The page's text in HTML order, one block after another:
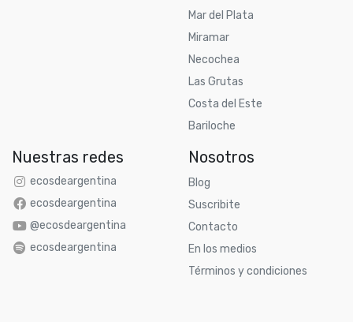
Mar del Plata
Miramar
Necochea
Las Grutas
Costa del Este
Bariloche
Nuestras redes
ecosdeargentina
ecosdeargentina
@ecosdeargentina
ecosdeargentina
Nosotros
Blog
Suscribite
Contacto
En los medios
Términos y condiciones